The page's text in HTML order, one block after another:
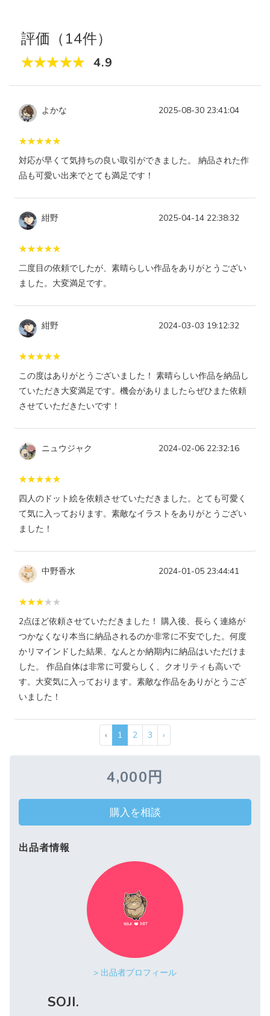
評価（14件）
4.9
よかな 2025-08-30 23:41:04
対応が早くて気持ちの良い取引ができました。 納品された作
品も可愛い出来でとても満足です！
紺野 2025-04-14 22:38:32
二度目の依頼でしたが、素晴らしい作品をありがとうござい
ました。大変満足です。
紺野 2024-03-03 19:12:32
この度はありがとうございました！ 素晴らしい作品を納品し
ていただき大変満足です。機会がありましたらぜひまた依頼
させていただきたいです！
ニュウジャク 2024-02-06 22:32:16
四人のドット絵を依頼させていただきました。とても可愛く
て気に入っております。素敵なイラストをありがとうござい
ました！
中野香水 2024-01-05 23:44:41
2点ほど依頼させていただきました！ 購入後、長らく連絡が
つかなくなり本当に納品されるのか非常に不安でした。何度
かリマインドした結果、なんとか納期内に納品はいただけま
した。 作品自体は非常に可愛らしく、クオリティも高いで
す。大変気に入っております。素敵な作品をありがとうござ
いました！
‹ 1 2 3 ›
4,000円
購入を相談
出品者情報
> 出品者プロフィール
SOJI.